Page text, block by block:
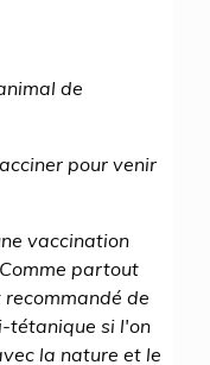
de
pour venir
vaccination
partout
de
tétanique si l'on
la nature et le